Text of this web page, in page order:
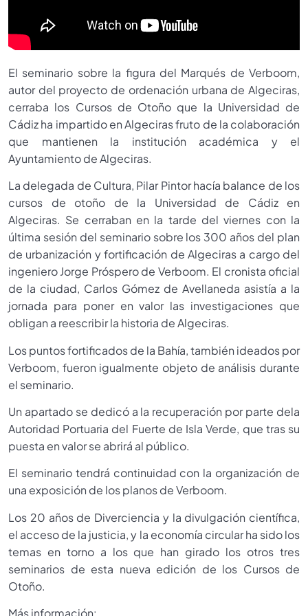
El seminario sobre la figura del Marqués de Verboom,
autor del proyecto de ordenación urbana de Algeciras,
cerraba los Cursos de Otoño que la Universidad de
Cádiz ha impartido en Algeciras fruto de la colaboración
que mantienen la institución académica y el
Ayuntamiento de Algeciras.
La delegada de Cultura, Pilar Pintor hacía balance de los
cursos de otoño de la Universidad de Cádiz en
Algeciras. Se cerraban en la tarde del viernes con la
última sesión del seminario sobre los 300 años del plan
de urbanización y fortificación de Algeciras a cargo del
ingeniero Jorge Próspero de Verboom. El cronista oficial
de la ciudad, Carlos Gómez de Avellaneda asistía a la
jornada para poner en valor las investigaciones que
obligan a reescribir la historia de Algeciras.
Los puntos fortificados de la Bahía, también ideados por
Verboom, fueron igualmente objeto de análisis durante
el seminario.
Un apartado se dedicó a la recuperación por parte dela
Autoridad Portuaria del Fuerte de Isla Verde, que tras su
puesta en valor se abrirá al público.
El seminario tendrá continuidad con la organización de
una exposición de los planos de Verboom.
Los 20 años de Diverciencia y la divulgación científica,
el acceso de la justicia, y la economía circular ha sido los
temas en torno a los que han girado los otros tres
seminarios de esta nueva edición de los Cursos de
Otoño.
Más información: